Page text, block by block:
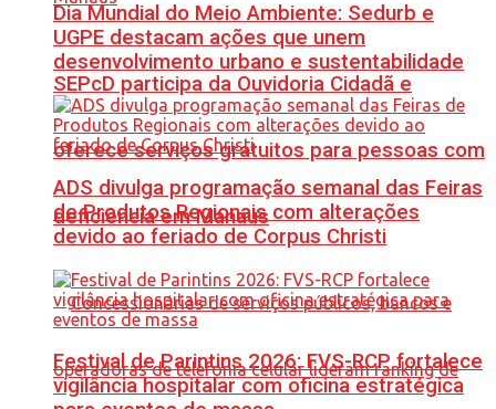
SEPcD participa da Ouvidoria Cidadã e
oferece serviços gratuitos para pessoas com
deficiência em Manaus
Dia Mundial do Meio Ambiente: Sedurb e
UGPE destacam ações que unem
desenvolvimento urbano e sustentabilidade
ADS divulga programação semanal das Feiras
de Produtos Regionais com alterações
devido ao feriado de Corpus Christi
Festival de Parintins 2026: FVS-RCP fortalece
vigilância hospitalar com oficina estratégica